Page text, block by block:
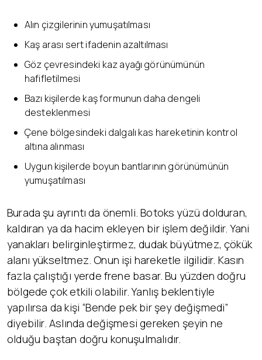
Alın çizgilerinin yumuşatılması
Kaş arası sert ifadenin azaltılması
Göz çevresindeki kaz ayağı görünümünün
hafifletilmesi
Bazı kişilerde kaş formunun daha dengeli
desteklenmesi
Çene bölgesindeki dalgalı kas hareketinin kontrol
altına alınması
Uygun kişilerde boyun bantlarının görünümünün
yumuşatılması
Burada şu ayrıntı da önemli. Botoks yüzü dolduran,
kaldıran ya da hacim ekleyen bir işlem değildir. Yani
yanakları belirginleştirmez, dudak büyütmez, çökük
alanı yükseltmez. Onun işi hareketle ilgilidir. Kasın
fazla çalıştığı yerde frene basar. Bu yüzden doğru
bölgede çok etkili olabilir. Yanlış beklentiyle
yapılırsa da kişi “Bende pek bir şey değişmedi”
diyebilir. Aslında değişmesi gereken şeyin ne
olduğu baştan doğru konuşulmalıdır.